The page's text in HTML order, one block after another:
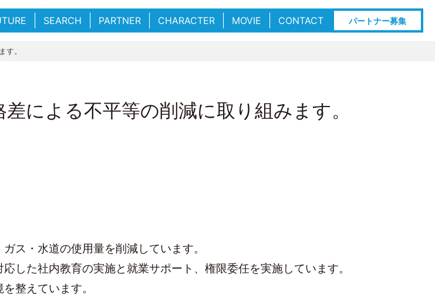
SEARCH PARTNER CHARACTER MOVIE CONTACT パートナー募集
す。
による不平等の削減に取り組みます。
ス・水道の使用量を削減しています。
した社内教育の実施と就業サポート、権限委任を実施しています。
整えています。